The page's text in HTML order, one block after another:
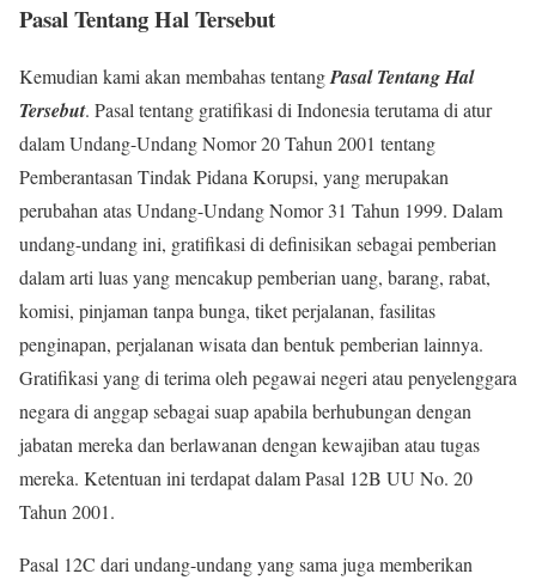
Pasal Tentang Hal Tersebut
Kemudian kami akan membahas tentangPasal Tentang Hal
Tersebut. Pasal tentang gratifikasi di Indonesia terutama di atur
dalam Undang-Undang Nomor 20 Tahun 2001 tentang
Pemberantasan Tindak Pidana Korupsi, yang merupakan
perubahan atas Undang-Undang Nomor 31 Tahun 1999. Dalam
undang-undang ini, gratifikasi di definisikan sebagai pemberian
dalam arti luas yang mencakup pemberian uang, barang, rabat,
komisi, pinjaman tanpa bunga, tiket perjalanan, fasilitas
penginapan, perjalanan wisata dan bentuk pemberian lainnya.
Gratifikasi yang di terima oleh pegawai negeri atau penyelenggara
negara di anggap sebagai suap apabila berhubungan dengan
jabatan mereka dan berlawanan dengan kewajiban atau tugas
mereka. Ketentuan ini terdapat dalam Pasal 12B UU No. 20
Tahun 2001.
Pasal 12C dari undang-undang yang sama juga memberikan